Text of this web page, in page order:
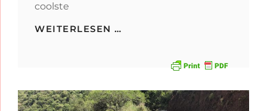
coolste
WEITERLESEN …
COLOMÉ